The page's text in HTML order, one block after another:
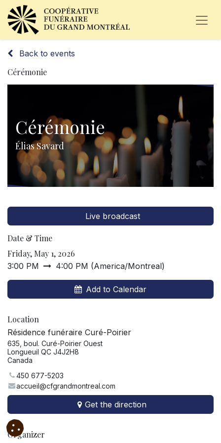
Back to events
Cérémonie
Cérémonie
Élias Savard
Live broadcast
Date & Time
Friday, May 1, 2026
3:00 PM 4:00 PM (America/Montreal)
Add to Calendar
Location
Résidence funéraire Curé-Poirier
635, boul. Curé-Poirier Ouest
Longueuil QC J4J2H8
Canada
450 677-5203
accueil@cfgrandmontreal.com
Get the direction
Organizer